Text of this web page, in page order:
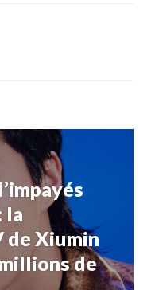
la
de Xiumin
de